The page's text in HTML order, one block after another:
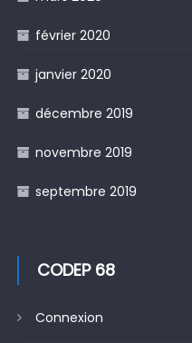
février 2020
janvier 2020
décembre 2019
novembre 2019
septembre 2019
CODEP 68
Connexion